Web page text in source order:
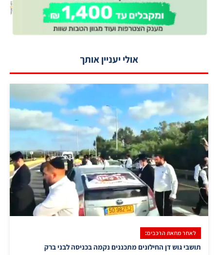
אולי יעניין אותך
לאחר מחאת הרכבים:
​תושבי גוש דן החילונים מתכננים נקמה בכניסה לבני ברק